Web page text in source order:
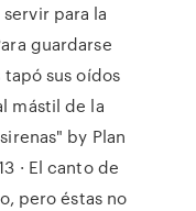
para la
guardarse
sus oídos
mástil de la
by Plan
· El canto de
pero éstas no